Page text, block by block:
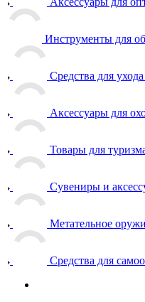
Инструменты для
Средства для
Аксессуары для
Товары для
Сувениры и
Метательное
Средства для